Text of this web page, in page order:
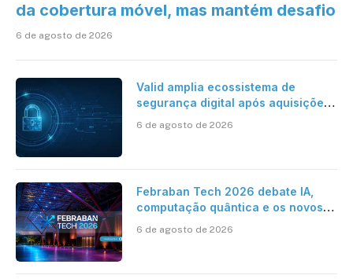
da cobertura móvel, mas mantém desafio
6 de agosto de 2026
Valid amplia ecossistema de
segurança digital após aquisições
6 de agosto de 2026
Febraban Tech 2026 debate IA,
computação quântica e os novos
6 de agosto de 2026